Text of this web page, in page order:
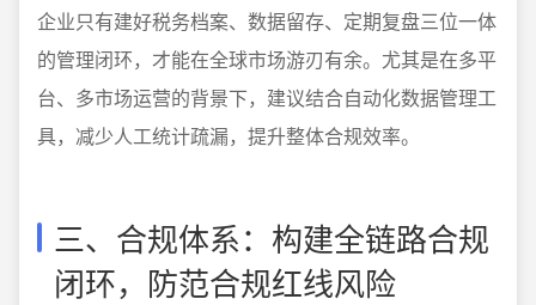
企业只有建好税务档案、数据留存、定期复盘三位一体
的管理闭环，才能在全球市场游刃有余。尤其是在多平
台、多市场运营的背景下，建议结合自动化数据管理工
具，减少人工统计疏漏，提升整体合规效率。
三、合规体系：构建全链路合规
闭环，防范合规红线风险